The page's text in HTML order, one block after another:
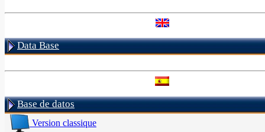
Data Base
Base de datos
Version classique